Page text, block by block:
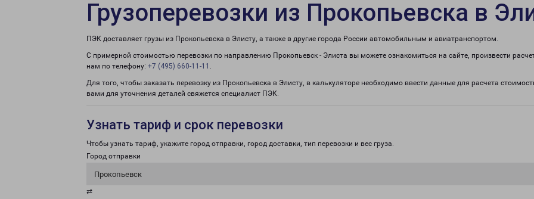
Грузоперевозки из Прокопьевска в
ПЭК доставляет грузы из Прокопьевска в Элисту, а также в другие города России автомобильным и авиатранспортом.
С примерной стоимостью перевозки по направлению Прокопьевск - Элиста вы можете ознакомиться на сайте, произвести
нам по телефону: +7 (495) 660-11-11 .
Для того, чтобы заказать перевозку из Прокопьевска в Элисту, в калькуляторе необходимо ввести данные для расчета
вами для уточнения деталей свяжется специалист ПЭК.
Узнать тариф и срок перевозки
Чтобы узнать тариф, укажите город отправки, город доставки, тип перевозки и вес груза.
Город отправки
Прокопьевск
⇄